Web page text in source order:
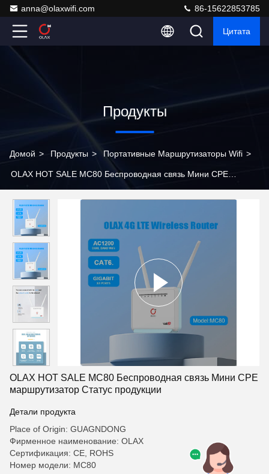
anna@olaxwifi.com 86-15622853785
Цитата
Продукты
Домой > Продукты > Портативные Маршрутизаторы Wifi >
OLAX HOT SALE MC80 Беспроводная связь Мини CPE
OLAX HOT SALE MC80 Беспроводная связь Мини CPE
маршрутизатор Статус продукции
Детали продукта
Place of Origin: GUAGNDONG
Фирменное наименование: OLAX
Сертификация: CE, ROHS
Номер модели: MC80